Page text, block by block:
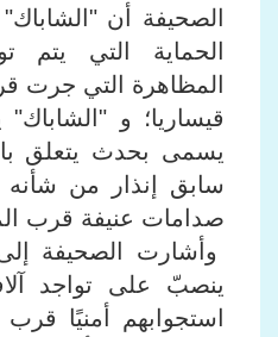
الصحيفة أن
الحماية التي يتم
المظاهرة التي جرت
قيساريا؛ و
يسمى بحدث يتعلق
سابق إنذار من شأنه
صدامات عنيفة قرب
وأشارت الصحيفة
ينصبّ على تواجد
استجوابهم أمنيًا